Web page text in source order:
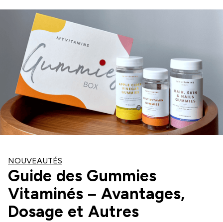
NOUVEAUTÉS
Guide des Gummies
Vitaminés – Avantages,
Dosage et Autres